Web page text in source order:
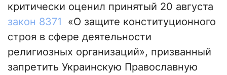
критически оценил принятый 20 августа
закон 8371 «О защите конституционного
строя в сфере деятельности
религиозных организаций», призванный
запретить Украинскую Православную